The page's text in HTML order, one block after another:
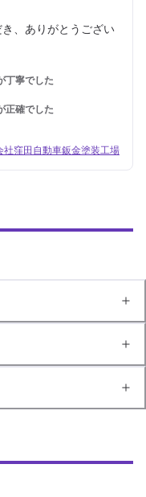
、ありがとうござい
丁寧でした
正確でした
社窪田自動車鈑金塗装工場